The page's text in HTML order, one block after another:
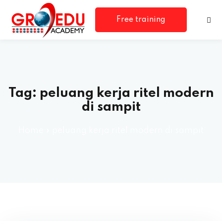
Free training
Tag: peluang kerja ritel modern
di sampit